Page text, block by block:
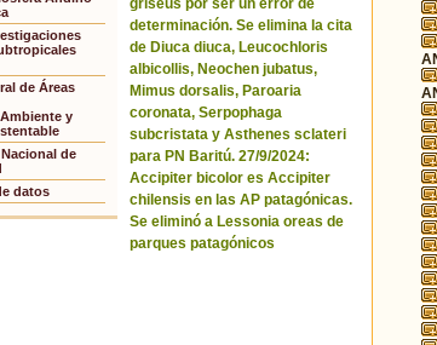
de Áreas
y
de
datos
griseus por ser un error de
determinación. Se elimina la cita
de Diuca diuca, Leucochloris
albicollis, Neochen jubatus,
Mimus dorsalis, Paroaria
coronata, Serpophaga
subcristata y Asthenes sclateri
para PN Baritú. 27/9/2024:
Accipiter bicolor es Accipiter
chilensis en las AP patagónicas.
Se eliminó a Lessonia oreas de
parques patagónicos